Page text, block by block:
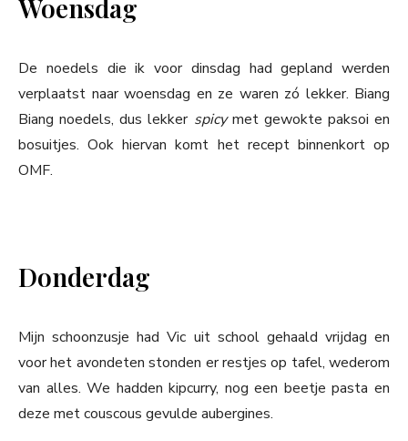
Woensdag
De noedels die ik voor dinsdag had gepland werden
verplaatst naar woensdag en ze waren zó lekker. Biang
Biang noedels, dus lekker spicymet gewokte paksoi en
bosuitjes. Ook hiervan komt het recept binnenkort op
OMF.
Donderdag
Mijn schoonzusje had Vic uit school gehaald vrijdag en
voor het avondeten stonden er restjes op tafel, wederom
van alles. We hadden kipcurry, nog een beetje pasta en
deze met couscous gevulde aubergines.